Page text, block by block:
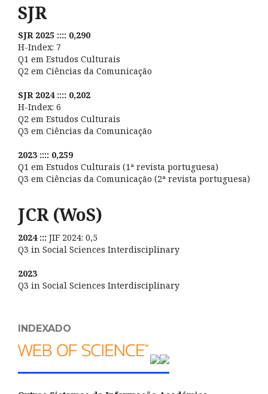
SJR
SJR 2025 :::: 0,290
H-Index: 7
Q1 em Estudos Culturais
Q2 em Ciências da Comunicação
SJR 2024 :::: 0,202
H-Index: 6
Q2 em Estudos Culturais
Q3 em Ciências da Comunicação
2023 :::: 0,259
Q1 em Estudos Culturais (1ª revista portuguesa)
Q3 em Ciências da Comunicação (2ª revista portuguesa)
JCR (WoS)
2024 ::: JIF 2024: 0,5
Q3 in Social Sciences Interdisciplinary
2023
Q3 in Social Sciences Interdisciplinary
INDEXADO